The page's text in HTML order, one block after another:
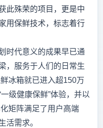
此殊荣的项目，更是中
用保鲜技术，标志着行
代意义的成果早已通
，服务于人们的日常生
冰箱就已进入超150万
级健康保鲜”体验，并以
化矩阵满足了用户高端
活需求。